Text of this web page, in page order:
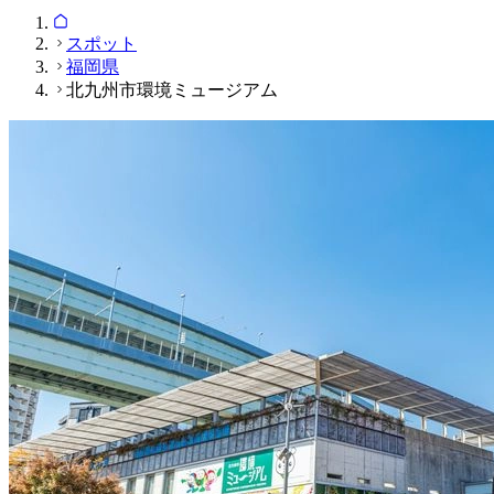
スポット
福岡県
北九州市環境ミュージアム